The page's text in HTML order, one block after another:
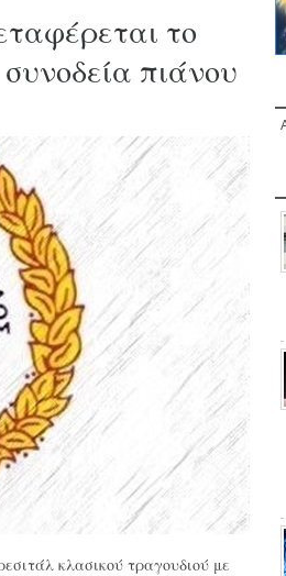
το
πιάνου
κλασικού τραγουδιού με